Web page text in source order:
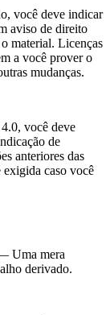
você deve indicar
aviso de direito
material. Licenças
a você prover o
mudanças.
você deve
de
anteriores das
exigida caso você
Uma mera
derivado.